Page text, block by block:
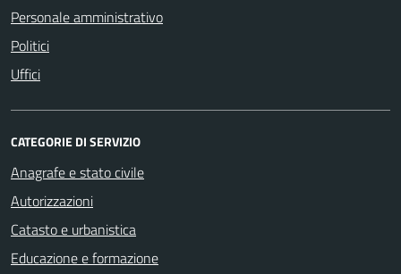
Personale amministrativo
Politici
Uffici
CATEGORIE DI SERVIZIO
Anagrafe e stato civile
Autorizzazioni
Catasto e urbanistica
Educazione e formazione